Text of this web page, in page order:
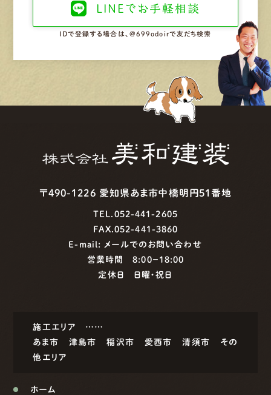
LINEで お手軽相談
IDで登録する場合は、@699odoirで友だち検索
〒490-1226 愛知県あま市中橋明円51番地
TEL.052-441-2605
FAX.052-441-3860
E-mail: メールでのお問い合わせ
営業時間 8:00−18:00
定休日 日曜・祝日
施工エリア ……
あま市
津島市 稲沢市 愛西市 清須市
その
他エリア
ホーム